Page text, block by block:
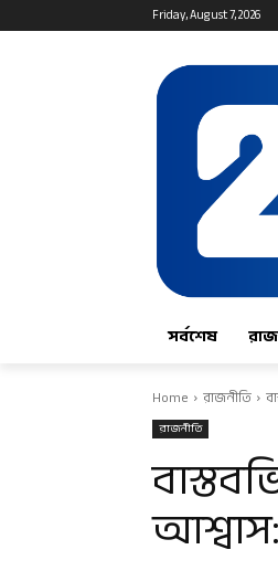
Friday, August 7, 2026
সর্বশেষ
Home রাজনীতি
রাজনীতি